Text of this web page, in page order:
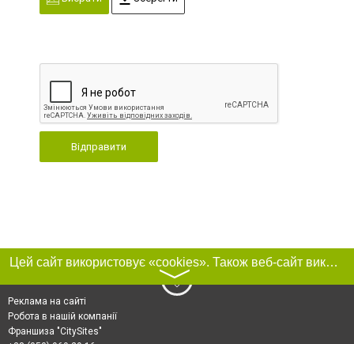
Відправити
Цей сайт використовує «cookies». Також веб-сайт використовує інтернет-сервіс для збору технічних даних стосовно відвідувачів з метою отримання маркетингової та статистичної інформації. Умови обробки даних відвідувачів сайту див.
〉
Реклама на сайті
Робота в нашій компанії
Франшиза "CitySites"